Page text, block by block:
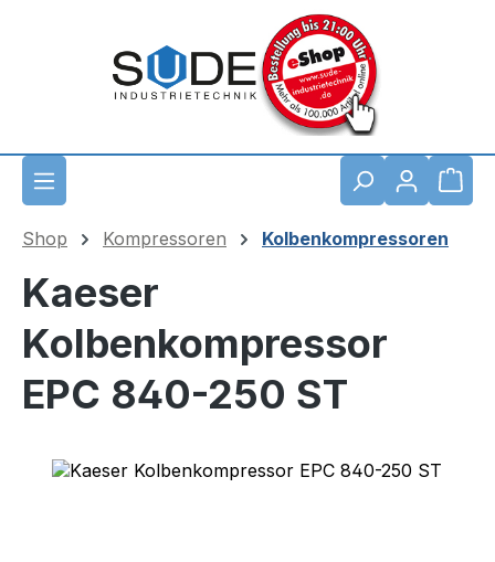
Shop Kompressoren Kolbenkompressoren
Kaeser
Kolbenkompressor
EPC 840-250 ST
Bildergalerie überspringen